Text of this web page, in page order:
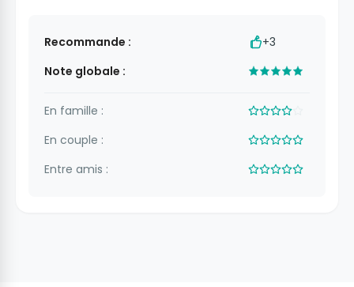
Recommande :
+3
Note globale :
En famille :
En couple :
Entre amis :